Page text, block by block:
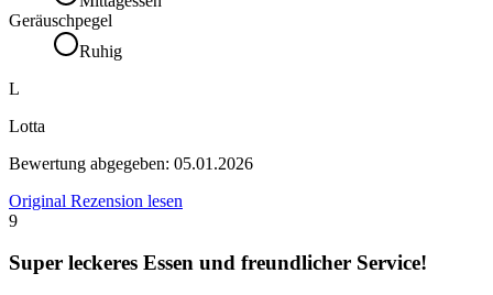
Geräuschpegel
Ruhig
L
Lotta
Bewertung abgegeben: 05.01.2026
Original Rezension lesen
9
Super leckeres Essen und freundlicher Service!